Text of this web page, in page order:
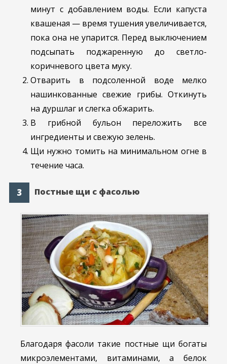
минут с добавлением воды. Если капуста
квашеная — время тушения увеличивается,
пока она не упарится. Перед выключением
подсыпать поджаренную до светло-
коричневого цвета муку.
Отварить в подсоленной воде мелко
нашинкованные свежие грибы. Откинуть
на дуршлаг и слегка обжарить.
В грибной бульон переложить все
ингредиенты и свежую зелень.
Щи нужно томить на минимальном огне в
течение часа.
Постные щи с фасолью
Благодаря фасоли такие постные щи богаты
микроэлементами, витаминами, а белок